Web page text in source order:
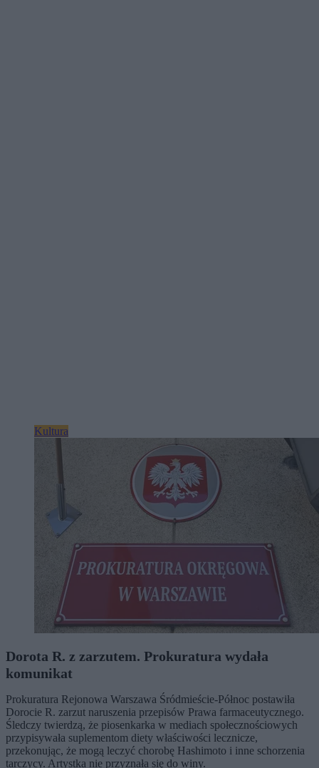
Kultura
Dorota R. z zarzutem. Prokuratura wydała
komunikat
Prokuratura Rejonowa Warszawa Śródmieście-Północ postawiła
Dorocie R. zarzut naruszenia przepisów Prawa farmaceutycznego.
Śledczy twierdzą, że piosenkarka w mediach społecznościowych
przypisywała suplementom diety właściwości lecznicze,
przekonując, że mogą leczyć chorobę Hashimoto i inne schorzenia
tarczycy. Artystka nie przyznała się do winy.